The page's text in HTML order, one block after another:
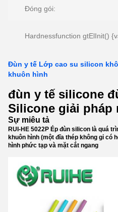
Đóng gói:
Hardnessfunction gtElInit()
Đùn y tế Lớp cao su silicon
khuôn hình
đùn y tế silicone
Silicone giải pháp
Sự miêu tả
RUI-HE 5022P Ép đùn silicon là quá
khuôn hình (một đĩa thép không gỉ có
hình phức tạp và mặt cắt ngang